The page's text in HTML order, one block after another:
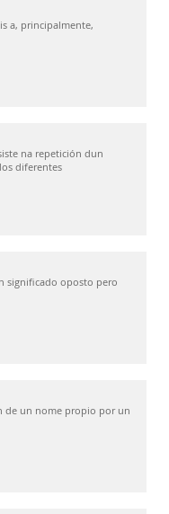
a, principalmente,
na repetición dun
diferentes
significado oposto pero
de un nome propio por un